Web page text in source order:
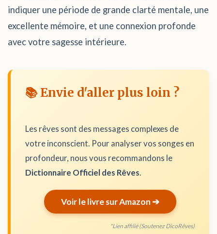
indiquer une période de grande clarté mentale, une
excellente mémoire, et une connexion profonde
avec votre sagesse intérieure.
📚 Envie d'aller plus loin ?
Les rêves sont des messages complexes de
votre inconscient. Pour analyser vos songes en
profondeur, nous vous recommandons le
Dictionnaire Officiel des Rêves.
Voir le livre sur Amazon ➔
*Lien affilié (Soutenez DicoRêves)